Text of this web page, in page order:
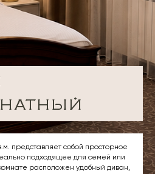
представляет собой просторное
подходящее для семей или
расположен удобный диван,